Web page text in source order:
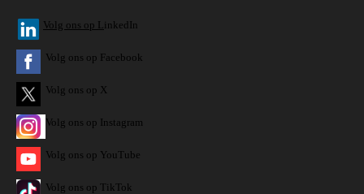
Volg ons op L inkedIn
Volg ons op Facebook
Volg ons op X
Volg ons op Instagram
Volg ons op YouTube
Volg ons op TikTok